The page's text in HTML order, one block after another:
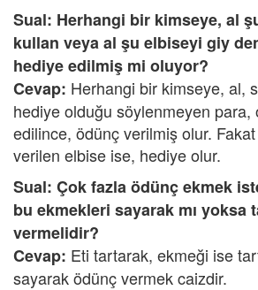
Sual: Herhangi bir kimseye, al
kullan veya al şu elbiseyi giy
hediye edilmiş mi oluyor?
Cevap: Herhangi bir kimseye, al,
hediye olduğu söylenmeyen para,
edilince, ödünç verilmiş olur.
verilen elbise ise, hediye olur.
Sual: Çok fazla ödünç ekmek
bu ekmekleri sayarak mı yoksa
vermelidir?
Cevap: Eti tartarak, ekmeği ise
sayarak ödünç vermek caizdir.